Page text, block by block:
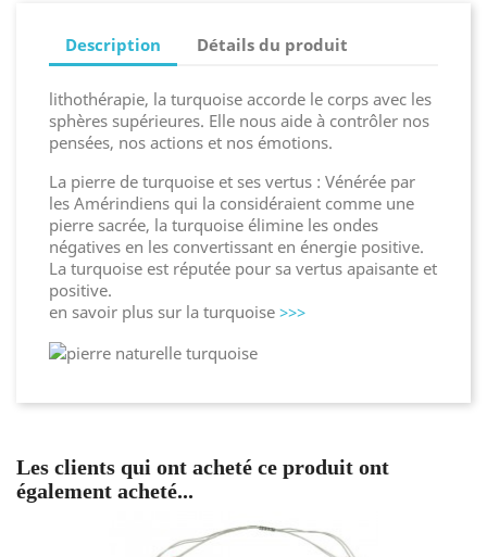
Description Détails du produit
lithothérapie, la turquoise accorde le corps avec les
sphères supérieures. Elle nous aide à contrôler nos
pensées, nos actions et nos émotions.
La pierre de turquoise et ses vertus : Vénérée par
les Amérindiens qui la considéraient comme une
pierre sacrée, la turquoise élimine les ondes
négatives en les convertissant en énergie positive.
La turquoise est réputée pour sa vertus apaisante et
positive.
en savoir plus sur la turquoise >>>
Les clients qui ont acheté ce produit ont
également acheté...